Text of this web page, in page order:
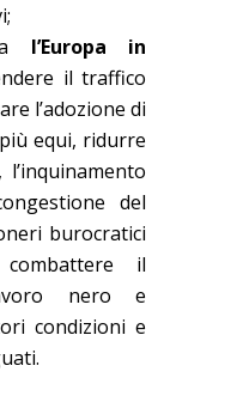
l’Europa in
il traffico
l’adozione di
equi, ridurre
del
burocratici
il
nero e
condizioni e